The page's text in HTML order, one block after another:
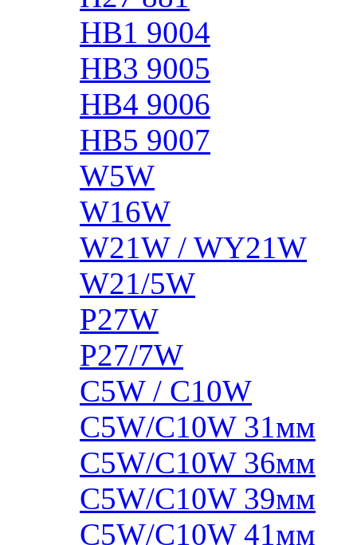
HB1 9004
HB3 9005
HB4 9006
HB5 9007
W5W
W16W
W21W / WY21W
W21/5W
P27W
P27/7W
C5W / C10W
C5W/C10W 31мм
C5W/C10W 36мм
C5W/C10W 39мм
C5W/C10W 41мм